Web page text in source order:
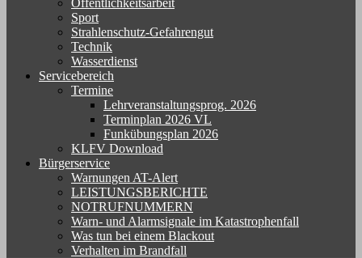
Sport
Strahlenschutz-Gefahrengut
Technik
Wasserdienst
Servicebereich
Termine
Lehrveranstaltungsprog. 2026
Terminplan 2026 VL
Funkübungsplan 2026
KLFV Download
Bürgerservice
Warnungen AT-Alert
LEISTUNGSBERICHTE
NOTRUFNUMMERN
Warn- und Alarmsignale im Katastrophenfall
Was tun bei einem Blackout
Verhalten im Brandfall